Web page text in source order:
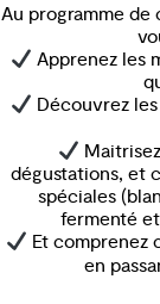
Au programme de
Apprenez les
Découvrez
dégustations, et
spéciales
fermenté
Et comprenez
en